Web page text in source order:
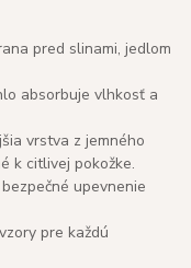
pred slinami, jedlom
absorbuje vlhkosť a
vrstva z jemného
k citlivej pokožke.
upevnenie
pre každú